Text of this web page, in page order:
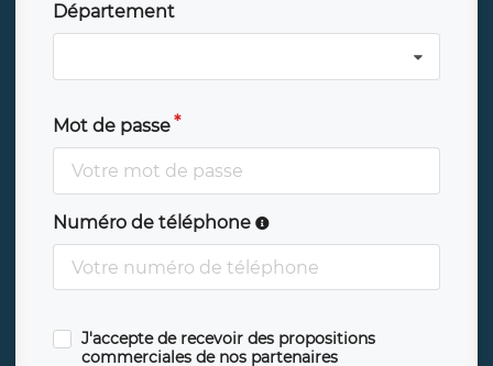
Département
Mot de passe
Numéro de téléphone
J'accepte de recevoir des propositions
commerciales de nos partenaires